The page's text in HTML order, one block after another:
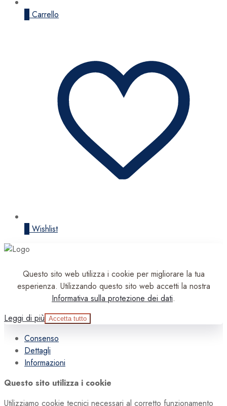
Carrello
Wishlist
Questo sito web utilizza i cookie per migliorare la tua
esperienza. Utilizzando questo sito web accetti la nostra
Informativa sulla protezione dei dati.
Leggi di più Accetta tutto
Consenso
Dettagli
Informazioni
Questo sito utilizza i cookie
Utilizziamo cookie tecnici necessari al corretto funzionamento